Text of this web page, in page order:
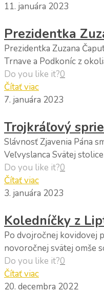
11. januára 2023
Prezidentka
Prezidentka Zuzana
Trnave a Podkoníc z
Do you like it?0
Čítať viac
7. januára 2023
Trojkráľový
Slávnosť Zjavenia Pána
Veľvyslanca Svätej
Do you like it?0
Čítať viac
3. januára 2023
Koledníčky z
Po dvojročnej kovidovej
novoročnej svätej omše
Do you like it?0
Čítať viac
20. decembra 2022